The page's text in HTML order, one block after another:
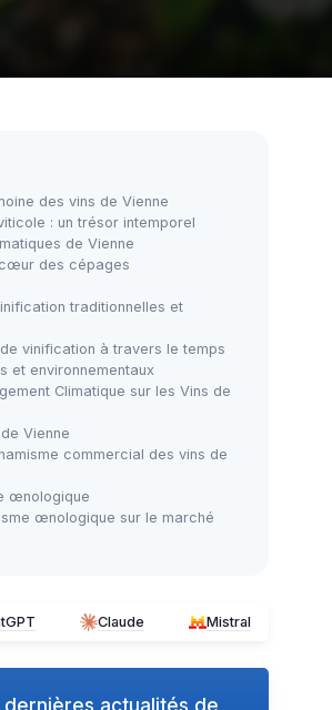
des vins de Vienne
: un trésor intemporel
de Vienne
des cépages
traditionnelles et
vinification à travers le temps
et environnementaux
Climatique sur les Vins de
Vienne
commercial des vins de
œnologique
œnologique sur le marché
Claude Mistral
dernières actualités de